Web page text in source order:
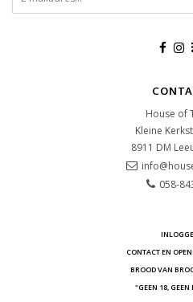
House of
Kleine
8911 DM
058-
CONTACT EN
BROOD VAN
"GEEN 18, GEEN